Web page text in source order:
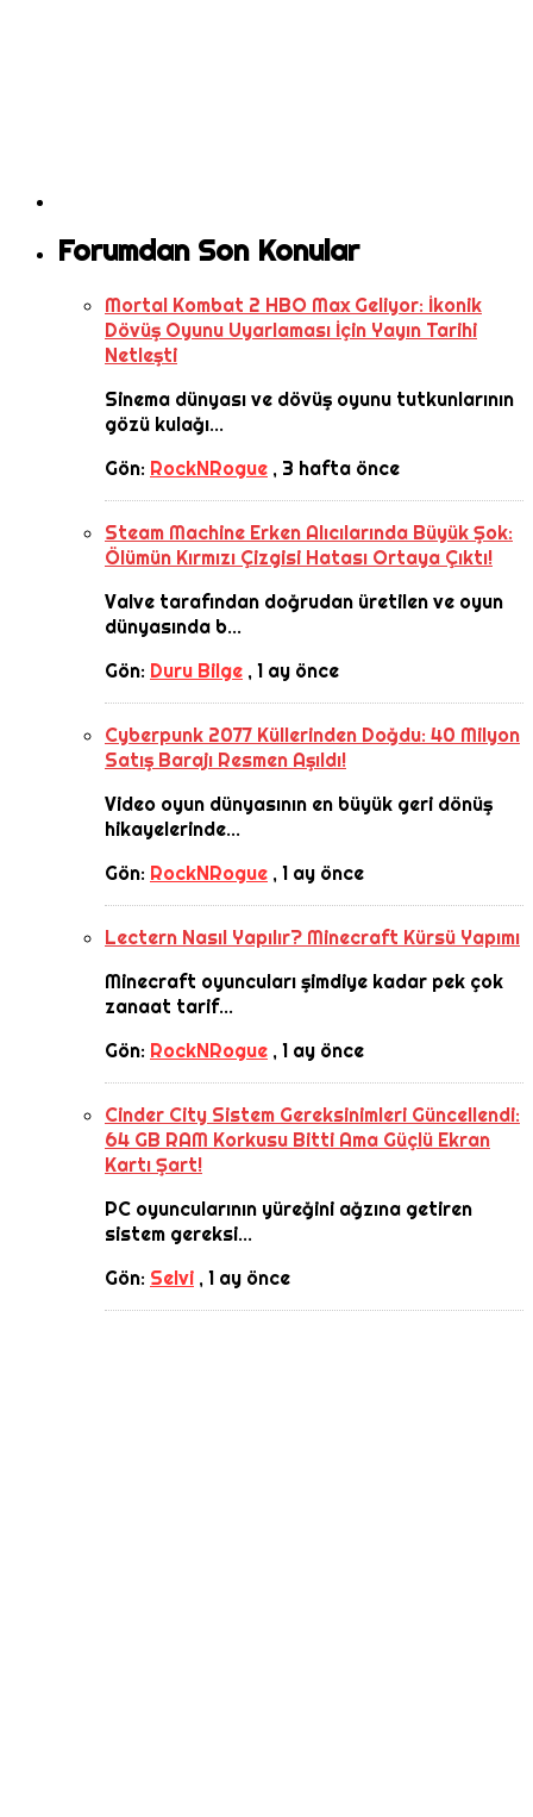
Forumdan Son Konular
Mortal Kombat 2 HBO Max Geliyor: İkonik
Dövüş Oyunu Uyarlaması İçin Yayın Tarihi
Netleşti
Sinema dünyası ve dövüş oyunu tutkunlarının
gözü kulağı...
Gön: RockNRogue , 3 hafta önce
Steam Machine Erken Alıcılarında Büyük Şok:
Ölümün Kırmızı Çizgisi Hatası Ortaya Çıktı!
Valve tarafından doğrudan üretilen ve oyun
dünyasında b...
Gön: Duru Bilge ,1 ay önce
Cyberpunk 2077 Küllerinden Doğdu: 40 Milyon
Satış Barajı Resmen Aşıldı!
Video oyun dünyasının en büyük geri dönüş
hikayelerinde...
Gön: RockNRogue ,1 ay önce
Lectern Nasıl Yapılır? Minecraft Kürsü Yapımı
Minecraft oyuncuları şimdiye kadar pek çok
zanaat tarif...
Gön: RockNRogue ,1 ay önce
Cinder City Sistem Gereksinimleri Güncellendi:
64 GB RAM Korkusu Bitti Ama Güçlü Ekran
Kartı Şart!
PC oyuncularının yüreğini ağzına getiren
sistem gereksi...
Gön: Selvi ,1 ay önce